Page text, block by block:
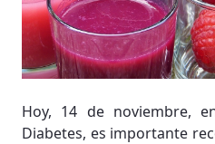
Hoy, 14 de noviembre,
Diabetes, es importante